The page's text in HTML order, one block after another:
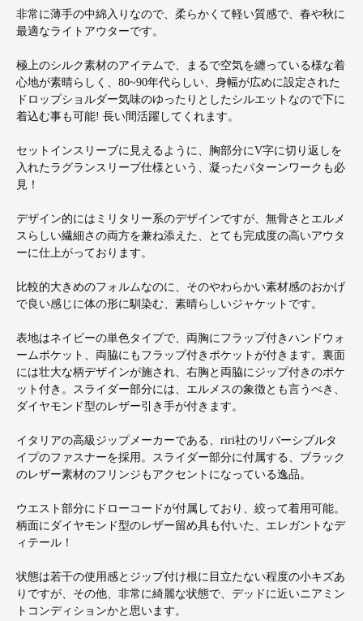
非常に薄手の中綿入りなので、柔らかくて軽い質感で、春や秋に
最適なライトアウターです。
極上のシルク素材のアイテムで、まるで空気を纏っている様な着
心地が素晴らしく、80~90年代らしい、身幅が広めに設定された
ドロップショルダー気味のゆったりとしたシルエットなので下に
着込む事も可能! 長い間活躍してくれます。
セットインスリーブに見えるように、胸部分にV字に切り返しを
入れたラグランスリーブ仕様という、凝ったパターンワークも必
見！
デザイン的にはミリタリー系のデザインですが、無骨さとエルメ
スらしい繊細さの両方を兼ね添えた、とても完成度の高いアウタ
ーに仕上がっております。
比較的大きめのフォルムなのに、そのやわらかい素材感のおかげ
で良い感じに体の形に馴染む、素晴らしいジャケットです。
表地はネイビーの単色タイプで、両胸にフラップ付きハンドウォ
ームポケット、両脇にもフラップ付きポケットが付きます。裏面
には壮大な柄デザインが施され、右胸と両脇にジップ付きのポケ
ット付き。スライダー部分には、エルメスの象徴とも言うべき、
ダイヤモンド型のレザー引き手が付きます。
イタリアの高級ジップメーカーである、riri社のリバーシブルタ
イプのファスナーを採用。スライダー部分に付属する、ブラック
のレザー素材のフリンジもアクセントになっている逸品。
ウエスト部分にドローコードが付属しており、絞って着用可能。
柄面にダイヤモンド型のレザー留め具も付いた、エレガントなデ
ィテール！
状態は若干の使用感とジップ付け根に目立たない程度の小キズあ
りですが、その他、非常に綺麗な状態で、デッドに近いニアミン
トコンディションかと思います。